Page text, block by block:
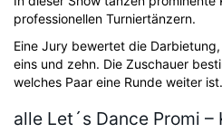
professionellen Turniertänzern.
Eine Jury bewertet die
eins und zehn. Die Zuschauer
welches Paar eine Runde weiter ist.
alle Let´s Dance Promi –